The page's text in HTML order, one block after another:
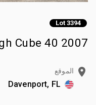
Lot 3394
2007 40 ft High Cube حاويات تخزين
الموقع
Davenport, FL